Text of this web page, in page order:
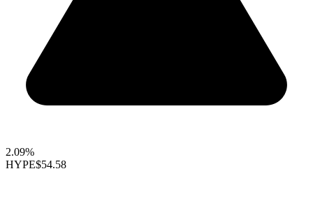
2.09%
HYPE$54.58